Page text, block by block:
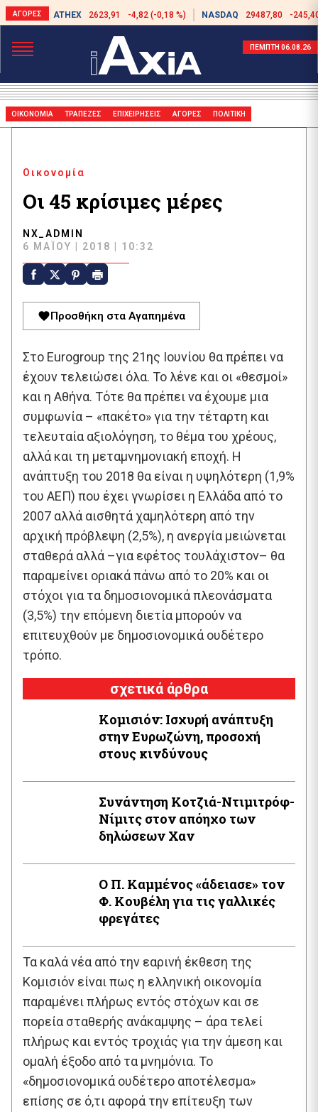
ATHEX 2623,91 -4,82 (-0,18 %) NASDAQ 29487,80 -
ΠΕΜΠΤΗ 06.08.26
ΟΙΚΟΝΟΜΙΑ ΤΡΑΠΕΖΕΣ ΕΠΙΧΕΙΡΗΣΕΙΣ ΑΓΟΡΕΣ ΠΟΛΙΤΙΚΗ
Οικονομία
Οι 45 κρίσιμες μέρες
NX_ADMIN
6 ΜΑΪ́ΟΥ | 2018 | 10:32
Προσθήκη στα Αγαπημένα
Στο Eurogroup της 21ης Ιουνίου θα πρέπει να
έχουν τελειώσει όλα. Το λένε και οι «θεσμοί»
και η Αθήνα. Τότε θα πρέπει να έχουμε μια
συμφωνία – «πακέτο» για την τέταρτη και
τελευταία αξιολόγηση, το θέμα του χρέους,
αλλά και τη μεταμνημονιακή εποχή. Η
ανάπτυξη του 2018 θα είναι η υψηλότερη (1,9%
του ΑΕΠ) που έχει γνωρίσει η Ελλάδα από το
2007 αλλά αισθητά χαμηλότερη από την
αρχική πρόβλεψη (2,5%), η ανεργία μειώνεται
σταθερά αλλά –για εφέτος τουλάχιστον– θα
παραμείνει οριακά πάνω από το 20% και οι
στόχοι για τα δημοσιονομικά πλεονάσματα
(3,5%) την επόμενη διετία μπορούν να
επιτευχθούν με δημοσιονομικά ουδέτερο
τρόπο.
σχετικά άρθρα
Κομισιόν: Ισχυρή ανάπτυξη
στην Ευρωζώνη, προσοχή
στους κινδύνους
Συνάντηση Κοτζιά-Ντιμιτρόφ-
Νίμιτς στον απόηχο των
δηλώσεων Χαν
Ο Π. Καμμένος «άδειασε» τον
Φ. Κουβέλη για τις γαλλικές
φρεγάτες
Τα καλά νέα από την εαρινή έκθεση της
Κομισιόν είναι πως η ελληνική οικονομία
παραμένει πλήρως εντός στόχων και σε
πορεία σταθερής ανάκαμψης – άρα τελεί
πλήρως και εντός τροχιάς για την άμεση και
ομαλή έξοδο από τα μνημόνια. Το
«δημοσιονομικά ουδέτερο αποτέλεσμα»
επίσης σε ό,τι αφορά την επίτευξη των